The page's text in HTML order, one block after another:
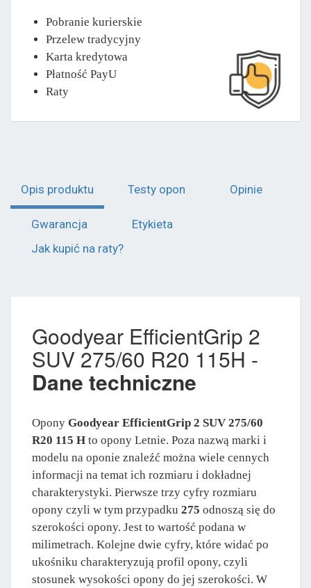
Pobranie kurierskie
Przelew tradycyjny
Karta kredytowa
Płatność PayU
Raty
Opis produktu Testy opon Opinie
Gwarancja
Etykieta
Jak kupić na raty?
Goodyear EfficientGrip 2
SUV 275/60 R20 115H -
Dane techniczne
Opony Goodyear EfficientGrip 2 SUV 275/60
R20 115 H to opony Letnie. Poza nazwą marki i
modelu na oponie znaleźć można wiele cennych
informacji na temat ich rozmiaru i dokładnej
charakterystyki. Pierwsze trzy cyfry rozmiaru
opony czyli w tym przypadku 275 odnoszą się do
szerokości opony. Jest to wartość podana w
milimetrach. Kolejne dwie cyfry, które widać po
ukośniku charakteryzują profil opony, czyli
stosunek wysokości opony do jej szerokości. W